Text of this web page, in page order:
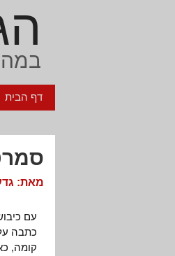
במה
דף הבית
מאת:
עם
כתבה
קומה,